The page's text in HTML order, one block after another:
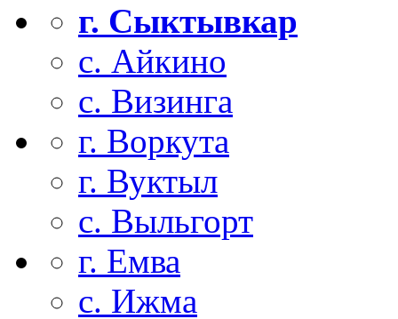
г. Сыктывкар
с. Айкино
с. Визинга
г. Воркута
г. Вуктыл
с. Выльгорт
г. Емва
с. Ижма